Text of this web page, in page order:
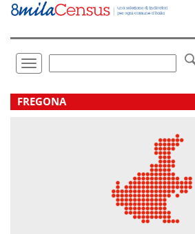
Vai
direttamente
Toggle
navigation
.
FREGONA